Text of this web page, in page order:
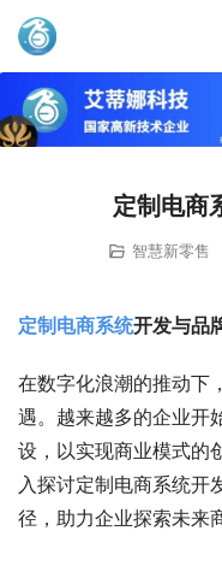
艾蒂娜科技
定制电商
智慧新零售
定制 电商系统开发与品
在数字化浪潮的推动下，
遇。越来越多的企业开
设，以实现商业模式的
入探讨定制电商系统开
径，助力企业探索未来